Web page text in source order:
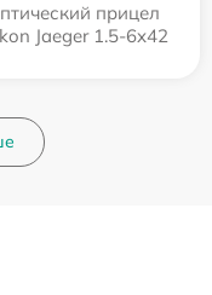
прицел
Jaeger 1.5-6x42